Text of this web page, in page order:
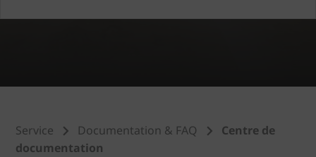
Service Documentation & FAQ
Centre de
documentation